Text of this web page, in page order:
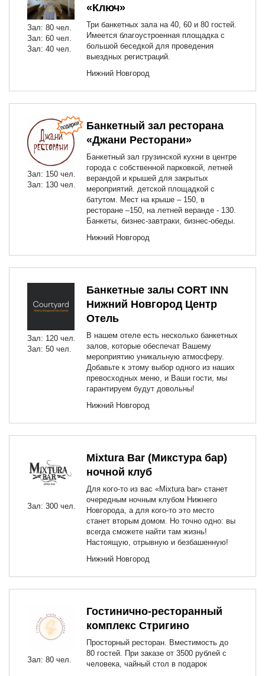
Зал: 80 чел.
Зал: 60 чел.
Зал: 40 чел.
«Ключ»
Три банкетных зала на 40, 60 и 80 гостей.
Имеется благоустроенная площадка с
большой беседкой для проведения
выездных регистраций.
Нижний Новгород
Зал: 150 чел.
Зал: 130 чел.
Банкетный зал ресторана
«Джани Ресторани»
Банкетный зал грузинской кухни в центре
города с собственной парковкой, летней
верандой и крышей для закрытых
мероприятий. детской площадкой с
батутом. Мест на крыше – 150, в
ресторане –150, на летней веранде - 130.
Банкеты, бизнес-завтраки, бизнес-обеды.
Нижний Новгород
Зал: 120 чел.
Зал: 50 чел.
Банкетные залы CORT INN
Нижний Новгород Центр
Отель
В нашем отеле есть несколько банкетных
залов, которые обеспечат Вашему
мероприятию уникальную атмосферу.
Добавьте к этому выбор одного из наших
превосходных меню, и Ваши гости, мы
гарантируем будут довольны!
Нижний Новгород
Зал: 300 чел.
Mixtura Bar (Микстура бар)
ночной клуб
Для кого-то из вас «Mixtura bar» станет
очередным ночным клубом Нижнего
Новгорода, а для кого-то это место
станет вторым домом. Но точно одно: вы
всегда сможете найти там жизнь!
Настоящую, отрывную и безбашенную!
Нижний Новгород
Зал: 80 чел.
Гостинично-ресторанный
комплекс Стригино
Просторный ресторан. Вместимость до
80 гостей. При заказе от 3500 рублей с
человека, чайный стол в подарок